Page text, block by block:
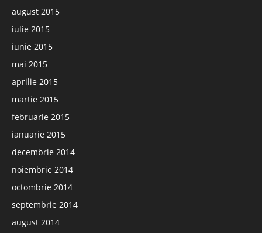
august 2015
iulie 2015
iunie 2015
mai 2015
aprilie 2015
martie 2015
februarie 2015
ianuarie 2015
decembrie 2014
noiembrie 2014
octombrie 2014
septembrie 2014
august 2014